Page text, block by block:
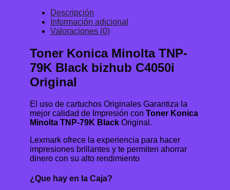
Descripción
Información adicional
Valoraciones (0)
Toner Konica Minolta TNP-
79K Black bizhub C4050i
Original
El uso de cartuchos Originales Garantiza la
mejor calidad de Impresión con Toner Konica
Minolta TNP-79K Black Original.
Lexmark ofrece la experiencia para hacer
impresiones brillantes y te permiten ahorrar
dinero con su alto rendimiento
¿Que hay en la Caja?